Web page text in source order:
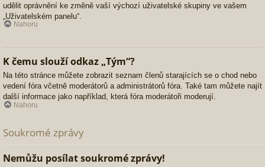
udělit oprávnění ke změně vaší výchozí uživatelské skupiny ve vašem
„Uživatelském panelu“.
Nahoru
K čemu slouží odkaz „Tým“?
Na této stránce můžete zobrazit seznam členů starajících se o chod nebo
vedení fóra včetně moderátorů a administrátorů fóra. Také tam můžete najít
další informace jako například, která fóra moderátoři moderují.
Nahoru
Soukromé zprávy
Nemůžu posílat soukromé zprávy!